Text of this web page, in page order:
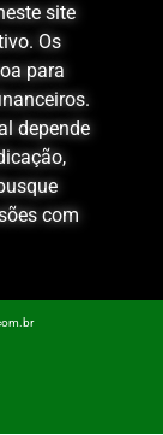
site
Os
para
depende
com